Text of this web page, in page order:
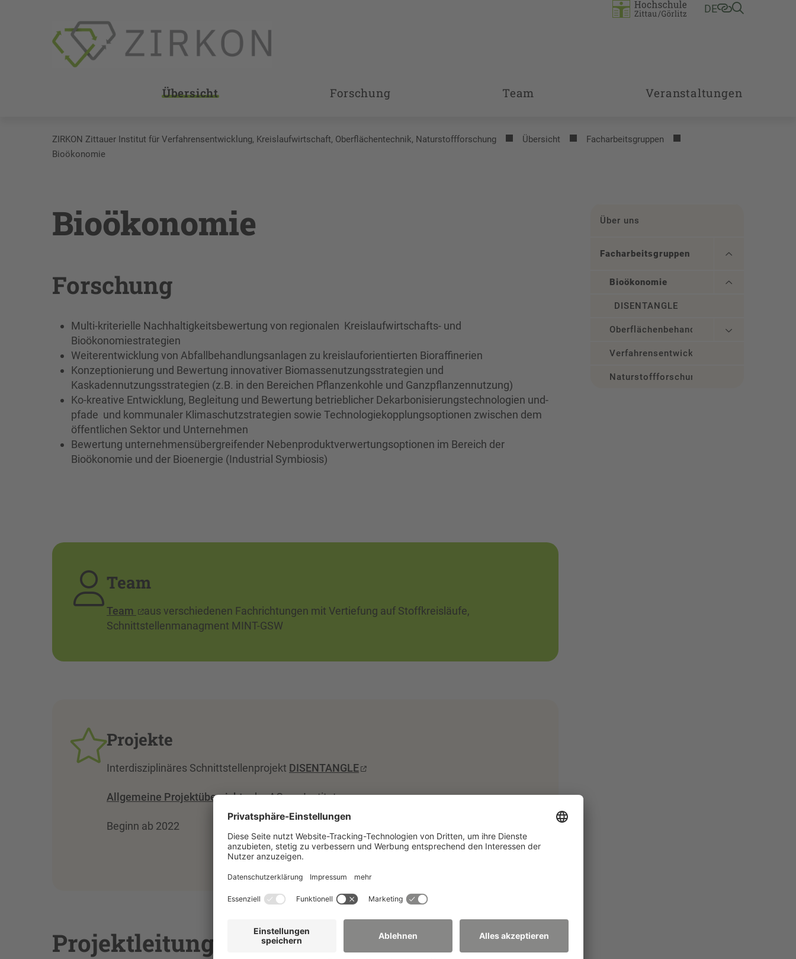
DE
Übersicht Forschung Team Veranstaltungen
ZIRKON Zittauer Institut für Verfahrensentwicklung, Kreislaufwirtschaft, Oberflächentechnik, Naturstoffforschung Übersicht
Facharbeitsgruppen
Bioökonomie
Bioökonomie
Forschung
Multi-kriterielle Nachhaltigkeitsbewertung von regionalen Kreislaufwirtschafts- und
Bioökonomiestrategien
Weiterentwicklung von Abfallbehandlungsanlagen zu kreislauforientierten Bioraffinerien
Konzeptionierung und Bewertung innovativer Biomassenutzungsstrategien und
Kaskadennutzungsstrategien (z.B. in den Bereichen Pflanzenkohle und Ganzpflanzennutzung)
Ko-kreative Entwicklung, Begleitung und Bewertung betrieblicher Dekarbonisierungstechnologien und-
pfade und kommunaler Klimaschutzstrategien sowie Technologiekopplungsoptionen zwischen dem
öffentlichen Sektor und Unternehmen
Bewertung unternehmensübergreifender Nebenproduktverwertungsoptionen im Bereich der
Bioökonomie und der Bioenergie (Industrial Symbiosis)
Team
Team
aus verschiedenen Fachrichtungen mit Vertiefung auf Stoffkreisläufe,
Schnittstellenmanagment MINT-GSW
Projekte
Interdisziplinäres Schnittstellenprojekt DISENTANGLE
Allgemeine Projektübersicht der AG am Institut
Beginn ab 2022
Projektleitung und Kontakt
Über uns
Facharbeitsgruppen
Bioökonomie
DISENTANGLE
Oberflächenbehandlung
Verfahrensentwicklung
Naturstoffforschung